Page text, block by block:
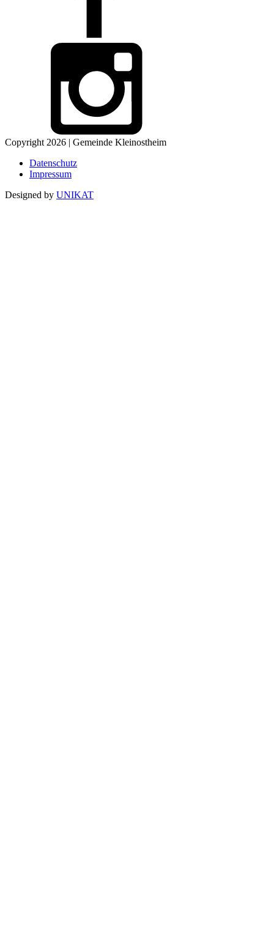
Copyright 2026 | Gemeinde Kleinostheim
Datenschutz
Impressum
Designed by UNIKAT